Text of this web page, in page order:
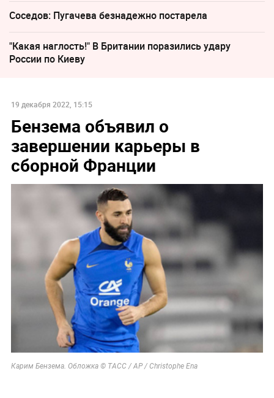
Соседов: Пугачева безнадежно постарела
"Какая наглость!" В Британии поразились удару
России по Киеву
19 декабря 2022, 15:15
Бензема объявил о
завершении карьеры в
сборной Франции
Карим Бензема. Обложка © ТАСС / AP / Christophe Ena